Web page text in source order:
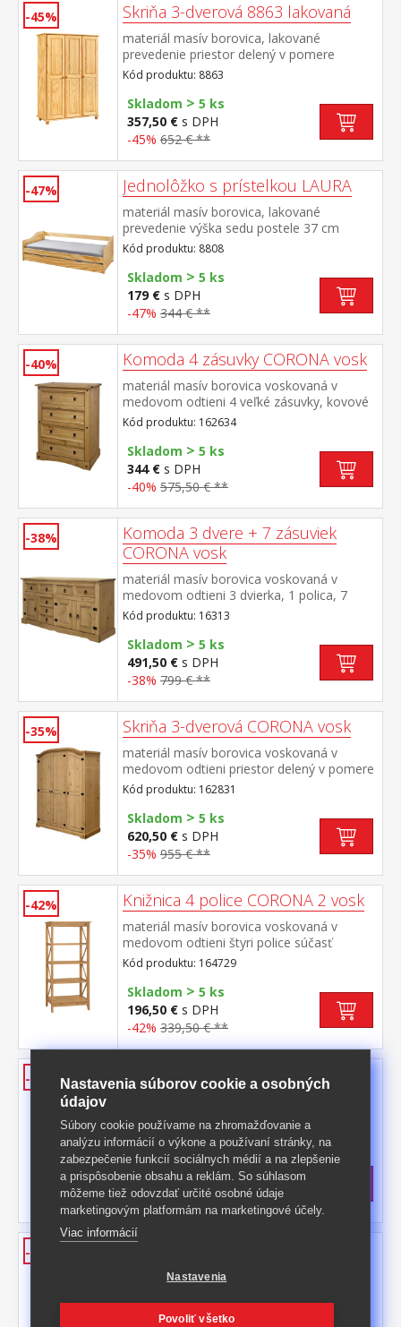
-45% Skriňa 3-dverová 8863 lakovaná
materiál masív borovica, lakované
prevedenie priestor delený v pomere
2:1 širšia časť šatníková tyč a polica, užšia
časť 3 variabilné police odporúčaný
nadstavec 8864
Kód produktu: 8863
Skladom > 5 ks
357,50 € s DPH
-45% 652 € **
-47% Jednolôžko s prístelkou LAURA
materiál masív borovica, lakované
prevedenie výška sedu postele 37 cm
drevené latkové rošty sú v cene, matrace
nie sú v cene výsuv možné využiť ako
úložný priestor alebo ako prístelku
odporúčaná výška matraca pre prístelku 10
cm doporučený rozmer matracov 90 × 200
Kód produktu: 8808
Skladom > 5 ks
179 € s DPH
-47% 344 € **
-40% Komoda 4 zásuvky CORONA vosk
materiál masív borovica voskovaná v
medovom odtieni 4 veľké zásuvky, kovové
ozdobné úchytky súčasť zostavy Corona
Kód produktu: 162634
Skladom > 5 ks
344 € s DPH
-40% 575,50 € **
-38%
Komoda 3 dvere + 7 zásuviek
CORONA vosk
materiál masív borovica voskovaná v
medovom odtieni 3 dvierka, 1 polica, 7
zásuviek, kovové ozdobné úchytky súčasť
zostavy Corona
Kód produktu: 16313
Skladom > 5 ks
491,50 € s DPH
-38% 799 € **
-35% Skriňa 3-dverová CORONA vosk
materiál masív borovica voskovaná v
medovom odtieni priestor delený v pomere
2:1 širšia časť šatníková tyč a polica na
klobúky, užšia časť 3 police z toho 2
variabilné kovové ozdobné úchytky súčasť
zostavy Corona
Kód produktu: 162831
Skladom > 5 ks
620,50 € s DPH
-35% 955 € **
-42% Knižnica 4 police CORONA 2 vosk
materiál masív borovica voskovaná v
medovom odtieni štyri police súčasť
zostavy Corona 2
Kód produktu: 164729
Skladom > 5 ks
196,50 € s DPH
-42% 339,50 € **
-41% Odkladací stolík CORONA 3 vosk
medovom odtieni 1 zásuvka, 1 polica,
kovová ozdobná úchytka súčasť zostavy
Corona 3
Kód produktu: 16415
Skladom>5 ks
83 €s DPH
-41% 143 € **
-41% Knižnica 3 police CORONA 3 vosk
materiál masív borovica voskovaná v
Corona 3
Kód produktu: 164723
Nastavenia súborov cookie a osobných
údajov
Súbory cookie používame na zhromažďovanie a
analýzu informácií o výkone a používaní stránky, na
zabezpečenie funkcií sociálnych médií a na zlepšenie
a prispôsobenie obsahu a reklám. So súhlasom
môžeme tiež odovzdať určité osobné údaje
marketingovým platformám na marketingové účely.
Viac informácií
Nastavenia
Povoliť všetko